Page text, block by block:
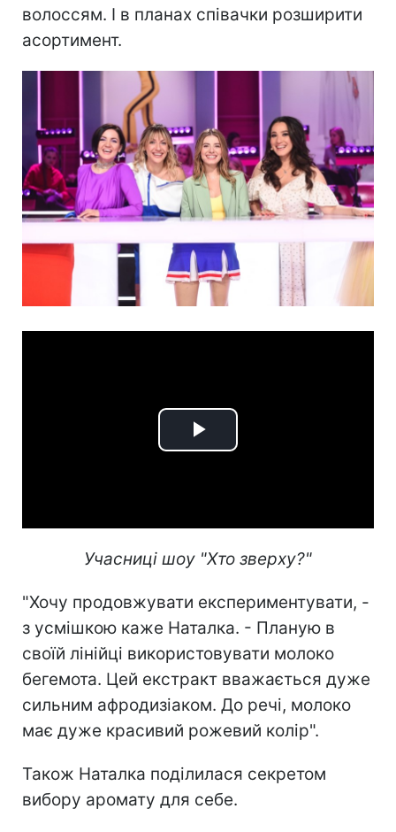
волоссям. І в планах співачки розширити
асортимент.
Play
Учасниці шоу "Хто зверху?"
"Хочу продовжувати експериментувати, -
з усмішкою каже Наталка. - Планую в
своїй лінійці використовувати молоко
бегемота. Цей екстракт вважається дуже
сильним афродизіаком. До речі, молоко
має дуже красивий рожевий колір".
Також Наталка поділилася секретом
вибору аромату для себе.